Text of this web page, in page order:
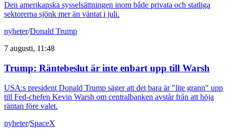
Den amerikanska sysselsättningen inom både privata och statliga
sektorerna sjönk mer än väntat i juli.
nyheter/Donald Trump
7 augusti, 11:48
Trump: Räntebeslut är inte enbart upp till Warsh
USA:s president Donald Trump säger att det bara är "lite grann" upp
till Fed-chefen Kevin Warsh om centralbanken avstår från att höja
räntan före valet.
nyheter/SpaceX